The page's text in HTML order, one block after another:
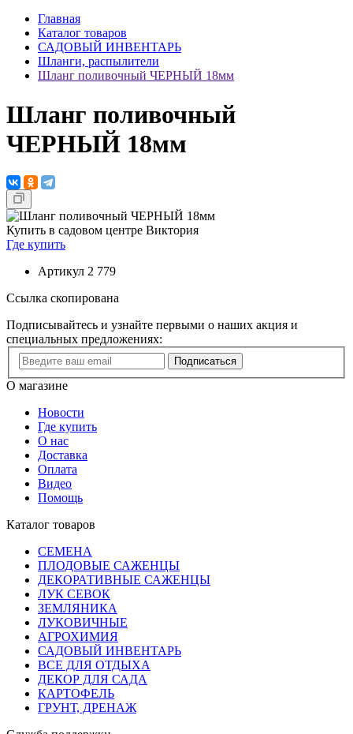
Главная
Каталог товаров
САДОВЫЙ ИНВЕНТАРЬ
Шланги, распылители
Шланг поливочный ЧЕРНЫЙ 18мм
Шланг поливочный
ЧЕРНЫЙ 18мм
Купить в садовом центре Виктория
Где купить
Артикул 2 779
Ссылка скопирована
Подписывайтесь и узнайте первыми о наших акция и
специальных предложениях:
Подписаться
О магазине
Новости
Где купить
О нас
Доставка
Оплата
Видео
Помощь
Каталог товаров
СЕМЕНА
ПЛОДОВЫЕ САЖЕНЦЫ
ДЕКОРАТИВНЫЕ САЖЕНЦЫ
ЛУК СЕВОК
ЗЕМЛЯНИКА
ЛУКОВИЧНЫЕ
АГРОХИМИЯ
САДОВЫЙ ИНВЕНТАРЬ
ВСЕ ДЛЯ ОТДЫХА
ДЕКОР ДЛЯ САДА
КАРТОФЕЛЬ
ГРУНТ, ДРЕНАЖ